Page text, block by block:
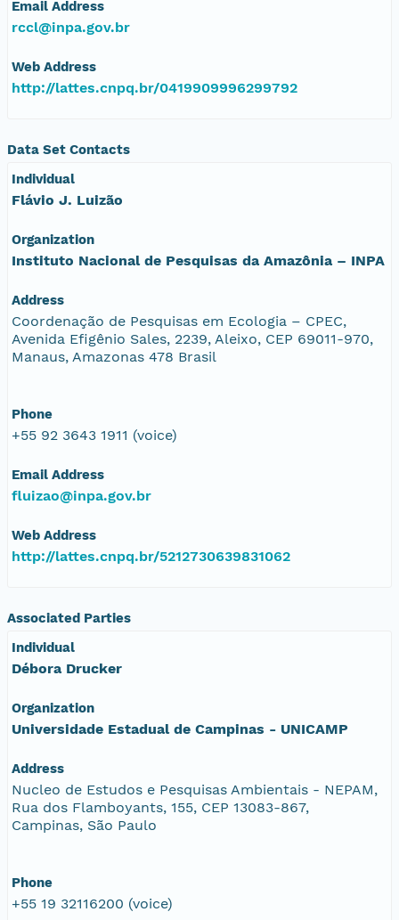
Email Address
rccl@inpa.gov.br
Web Address
http://lattes.cnpq.br/0419909996299792
Data Set Contacts
Individual
Flávio J. Luizão
Organization
Instituto Nacional de Pesquisas da Amazônia – INPA
Address
Coordenação de Pesquisas em Ecologia – CPEC,
Avenida Efigênio Sales, 2239, Aleixo, CEP 69011-970,
Manaus, Amazonas 478 Brasil
Phone
+55 92 3643 1911 (voice)
Email Address
fluizao@inpa.gov.br
Web Address
http://lattes.cnpq.br/5212730639831062
Associated Parties
Individual
Débora Drucker
Organization
Universidade Estadual de Campinas - UNICAMP
Address
Nucleo de Estudos e Pesquisas Ambientais - NEPAM,
Rua dos Flamboyants, 155, CEP 13083-867,
Campinas, São Paulo
Phone
+55 19 32116200 (voice)